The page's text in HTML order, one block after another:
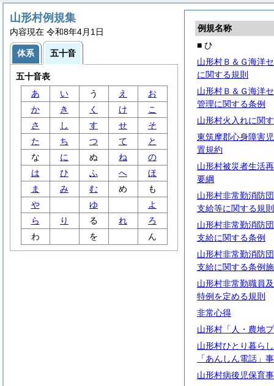
例規名称
■ ひ
山形村Ｂ＆Ｇ海洋
に関する規則
山形村Ｂ＆Ｇ海洋
管理に関する条例
山形村火入れに関
東筑摩郡心身障害
置規約
山形村被災者生活
要綱
山形村非常勤消防
支給等に関する規則
山形村非常勤消防
支給に関する条例
山形村非常勤消防
支給に関する条例
山形村非常勤職員
特例を定める規則
非常心得
山形村「人・農地
山形村ひとり暮ら
「あんしん電話」
山形村病後児保育
山形村例規集
内容現在 令和8年4月1日
体系 五十音
五十音表
あ
い う え
お
か
き く け
こ
さ
し す せ
そ
た
ち つ て
と
な
に ぬ ね
の
は
ひ ふ へ
ほ
ま
み む め
も
や
ゆ
よ
ら
り る れ
ろ
わ
を ん